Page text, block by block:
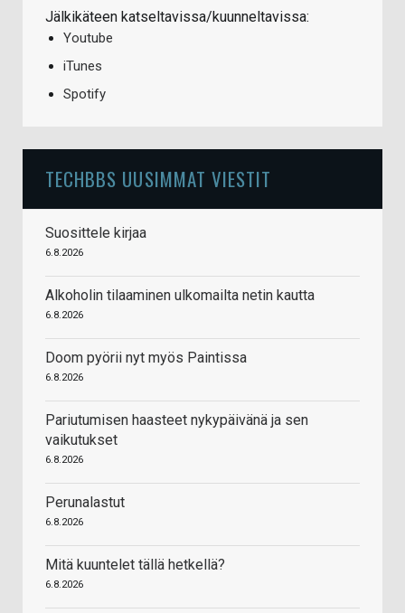
Jälkikäteen katseltavissa/kuunneltavissa:
Youtube
iTunes
Spotify
TECHBBS UUSIMMAT VIESTIT
Suosittele kirjaa
6.8.2026
Alkoholin tilaaminen ulkomailta netin kautta
6.8.2026
Doom pyörii nyt myös Paintissa
6.8.2026
Pariutumisen haasteet nykypäivänä ja sen
vaikutukset
6.8.2026
Perunalastut
6.8.2026
Mitä kuuntelet tällä hetkellä?
6.8.2026